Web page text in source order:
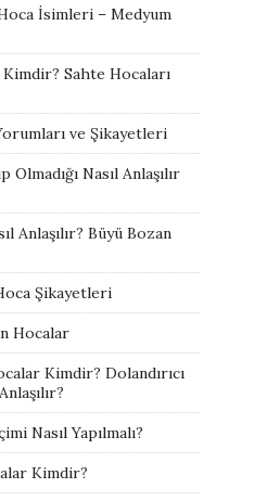
İsimleri – Medyum
Sahte Hocaları
ve Şikayetleri
Nasıl Anlaşılır
Anlaşılır? Büyü Bozan
Şikayetleri
Hocalar
Kimdir? Dolandırıcı
Nasıl Yapılmalı?
Kimdir?